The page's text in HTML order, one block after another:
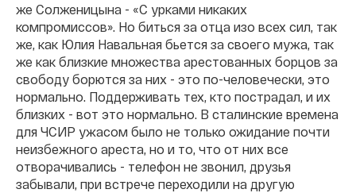
же Солженицына - «С урками никаких
компромиссов». Но биться за отца изо всех сил, так
же, как Юлия Навальная бьется за своего мужа, так
же как близкие множества арестованных борцов за
свободу борются за них - это по-человечески, это
нормально. Поддерживать тех, кто пострадал, и их
близких - вот это нормально. В сталинские времена
для ЧСИР ужасом было не только ожидание почти
неизбежного ареста, но и то, что от них все
отворачивались - телефон не звонил, друзья
забывали, при встрече переходили на другую